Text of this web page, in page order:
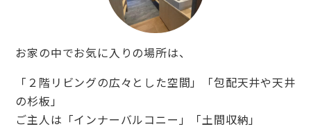
お家の中でお気に入りの場所は、
「２階リビングの広々とした空間」「包配天井や天井
の杉板」
ご主人は「インナーバルコニー」「土間収納」